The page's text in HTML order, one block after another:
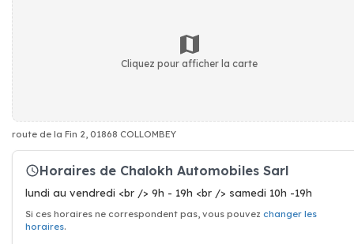
Cliquez pour afficher la carte
route de la Fin 2, 01868 COLLOMBEY
Horaires de Chalokh Automobiles Sarl
lundi au vendredi <br /> 9h - 19h <br /> samedi 10h -19h
Si ces horaires ne correspondent pas, vous pouvez changer les
horaires.